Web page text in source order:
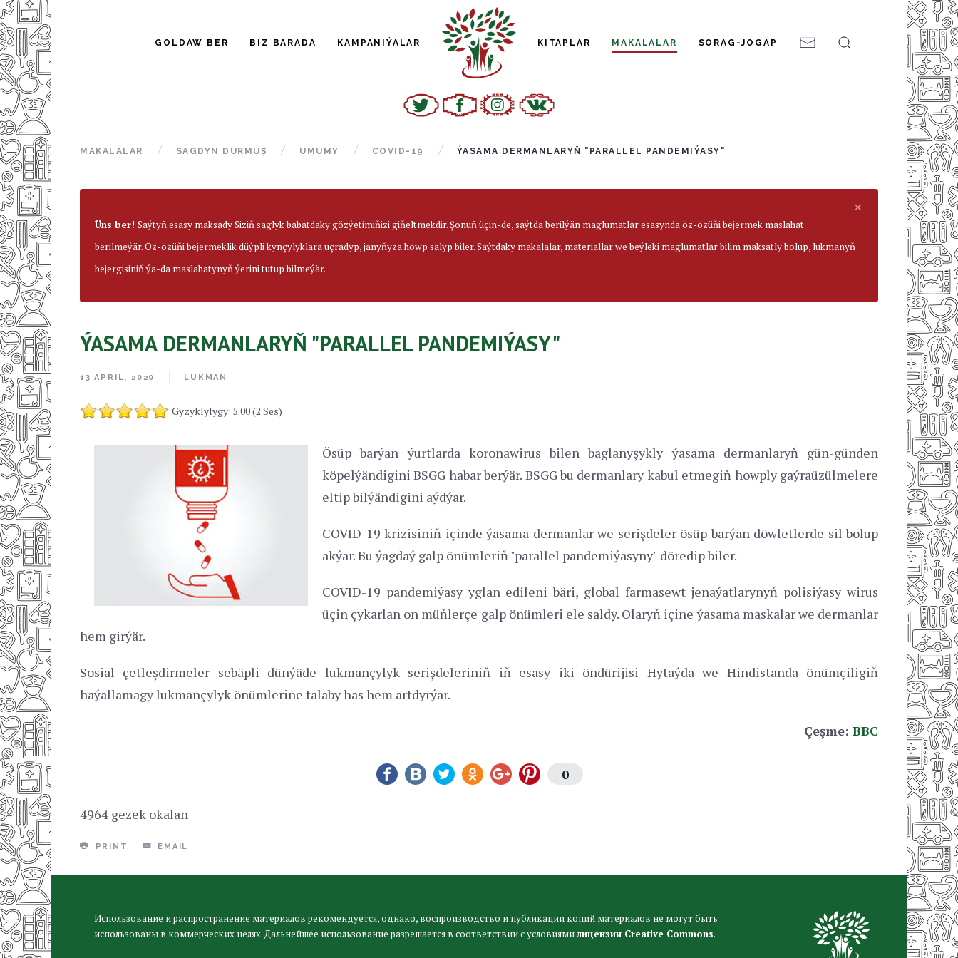
GOLDAW BER BIZ BARADA KAMPANIÝALAR KITAPLAR MAKALALAR SORAG-JOGAP
MAKALALAR SAGDYN DURMUŞ UMUMY COVID-19 ÝASAMA DERMANLARYŇ "PARALLEL PANDEMIÝASY"
×
Üns ber! Saýtyň esasy maksady Siziň saglyk babatdaky gözýetimiňizi giňeltmekdir. Şonuň üçin-de, saýtda berilýän maglumatlar esasynda öz-özüňi bejermek maslahat
berilmeýär. Öz-özüňi bejermeklik düýpli kynçylyklara uçradyp, janyňyza howp salyp biler. Saýtdaky makalalar, materiallar we beýleki maglumatlar bilim maksatly bolup, lukmanyň
bejergisiniň ýa-da maslahatynyň ýerini tutup bilmeýär.
ÝASAMA DERMANLARYŇ "PARALLEL PANDEMIÝASY"
13 APRIL, 2020 LUKMAN
Gyzyklylygy: 5.00 (2 Ses)
Ösüp barýan ýurtlarda koronawirus bilen baglanyşykly ýasama dermanlaryň gün-günden
köpelýändigini BSGG habar berýär. BSGG bu dermanlary kabul etmegiň howply gaýraüzülmelere
eltip bilýändigini aýdýar.
COVID-19 krizisiniň içinde ýasama dermanlar we serişdeler ösüp barýan döwletlerde sil bolup
akýar. Bu ýagdaý galp önümleriň "parallel pandemiýasyny" döredip biler.
COVID-19 pandemiýasy yglan edileni bäri, global farmasewt jenaýatlarynyň polisiýasy wirus
üçin çykarlan on müňlerçe galp önümleri ele saldy. Olaryň içine ýasama maskalar we dermanlar
hem girýär.
Sosial çetleşdirmeler sebäpli dünýäde lukmançylyk serişdeleriniň iň esasy iki öndürijisi Hytaýda we Hindistanda önümçiligiň
haýallamagy lukmançylyk önümlerine talaby has hem artdyrýar.
Çeşme: BBC
0
4964 gezek okalan
PRINT EMAIL
Использование и распространение материалов рекомендуется, однако, воспроизводство и публикации копий материалов не могут быть
использованы в коммерческих целях. Дальнейшее использование разрешается в соответствии с условиямилицензии Creative Commons.